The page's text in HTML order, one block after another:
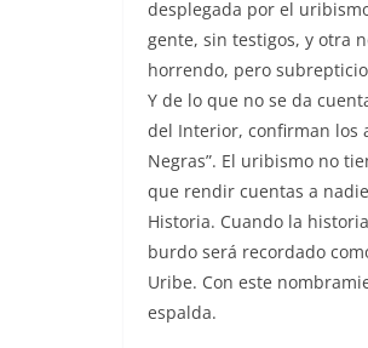
desplegada por el
gente, sin testigos, y otra
horrendo, pero
Y de lo que no se da
del Interior, confirman los
Negras”. El uribismo no
que rendir cuentas a
Historia. Cuando la
burdo será recordado
Uribe. Con este
espalda.